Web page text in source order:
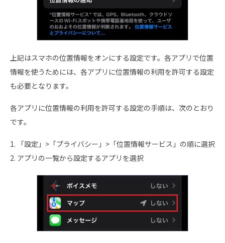
上記はスマホの位置情報をオンにする設定です。各アプリで位置
情報を使うためには、各アプリに位置情報の利用を許可する設定
も必要となります。
各アプリに位置情報の利用を許可する設定の手順は、次のとおり
です。
1. 「設定」>「プライバシー」>「位置情報サービス」の順に選択
2. アプリの一覧から設定するアプリを選択